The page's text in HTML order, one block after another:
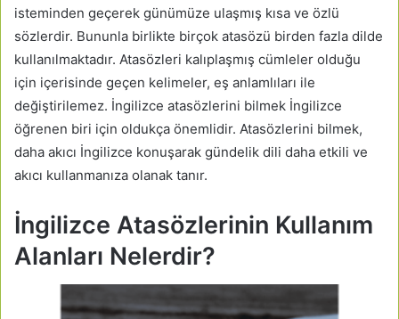
isteminden geçerek günümüze ulaşmış kısa ve özlü
sözlerdir. Bununla birlikte birçok atasözü birden fazla dilde
kullanılmaktadır. Atasözleri kalıplaşmış cümleler olduğu
için içerisinde geçen kelimeler, eş anlamlıları ile
değiştirilemez. İngilizce atasözlerini bilmek İngilizce
öğrenen biri için oldukça önemlidir. Atasözlerini bilmek,
daha akıcı İngilizce konuşarak gündelik dili daha etkili ve
akıcı kullanmanıza olanak tanır.
İngilizce Atasözlerinin Kullanım
Alanları Nelerdir?